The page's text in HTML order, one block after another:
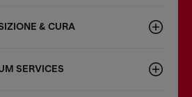
& CURA
SERVICES